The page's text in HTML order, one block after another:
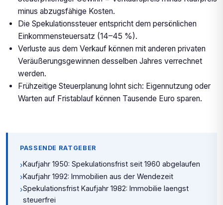
minus abzugsfähige Kosten.
Die Spekulationssteuer entspricht dem persönlichen
Einkommensteuersatz (14–45 %).
Verluste aus dem Verkauf können mit anderen privaten
Veräußerungsgewinnen desselben Jahres verrechnet
werden.
Frühzeitige Steuerplanung lohnt sich: Eigennutzung oder
Warten auf Fristablauf können Tausende Euro sparen.
PASSENDE RATGEBER
›Kaufjahr 1950: Spekulationsfrist seit 1960 abgelaufen
›Kaufjahr 1992: Immobilien aus der Wendezeit
›Spekulationsfrist Kaufjahr 1982: Immobilie laengst
steuerfrei